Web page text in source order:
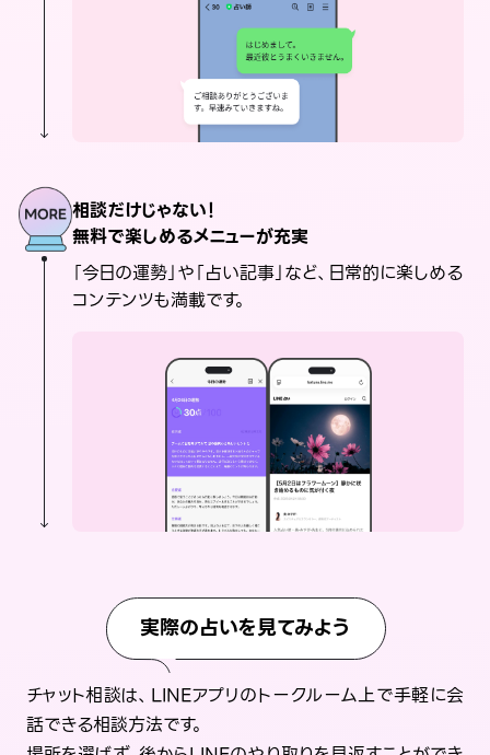
相談だけじゃない！
無料で楽しめるメニューが充実
「今日の運勢」や「占い記事」など、日常的に楽しめる
コンテンツも満載です。
実際の占いを見てみよう
チャット相談は、LINEアプリのトークルーム上で手軽に会
話できる相談方法です。